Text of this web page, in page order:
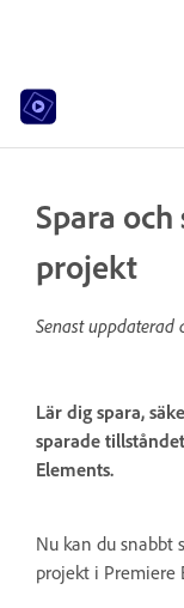
Spara
projekt
Senast uppdaterad
Lär dig spara,
sparade
Elements.
Nu kan du snabbt
projekt i Premiere